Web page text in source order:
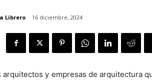
Librero 16 diciembre, 2024
arquitectos y empresas de arquitectura